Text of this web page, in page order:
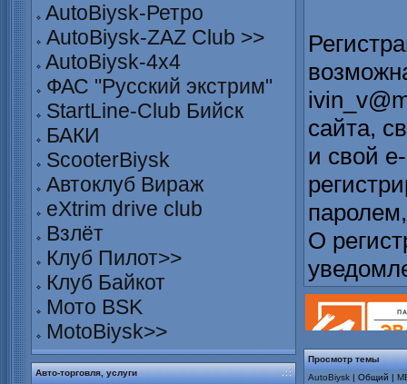
AutoBiysk-Ретро
AutoBiysk-ZAZ Club >>
AutoBiysk-4x4
ФАС "Русский экстрим"
StartLine-Club Бийск
БАКИ
ScooterBiysk
Автоклуб Вираж
eXtrim drive club
Взлёт
Клуб Пилот>>
Клуб Байкот
Мото BSK
MotoBiysk>>
Авто-торговля, услуги
сайта,
и свой
О
Просмотр темы
AutoBiysk | Общий |